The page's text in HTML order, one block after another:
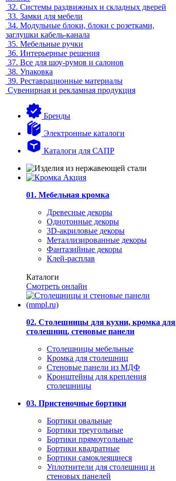
32. Системы раздвижных и складных дверей
33. Замки для мебели
34. Модульные блоки, блоки с розетками,
заглушки кабель-канала
35. Мебельные ручки
36. Интерьерные решения
37. Все для шоу-румов и салонов
38. Упаковка
39. Реставрационные материалы
Сувенирная и рекламная продукция
Бренды
Электронные каталоги
Каталоги для САПР
01. Мебельная кромка
Древесные декоры
Однотонные декоры
3D-акриловые декоры
Металлизированные декоры
Фантазийные декоры
Клей-расплав
Каталоги
Смотреть онлайн
02. Столешницы для кухни, кромка для
столешниц, стеновые панели
Столешницы мебельные
Кромка для столешниц
Стеновые панели из МДФ
Кронштейны для крепления
столешницы
03. Пристеночные бортики
Бортики овальные
Бортики треугольные
Бортики прямоугольные
Бортики квадратные
Бортики самоклеящиеся
Уплотнители для столешниц и
стеновых панелей